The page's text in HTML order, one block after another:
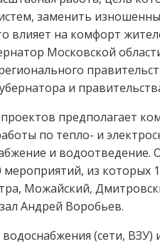
заменить
влияет на комфорт
Московской
и
предполагает
по тепло- и
и водоотведение.
мероприятий, из
Можайский,
Андрей Воробьев.
(сети, ВЗУ)